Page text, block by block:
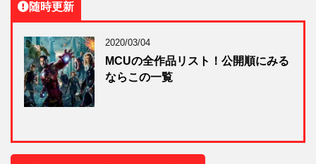
随時更新
2020/03/04
MCUの全作品リスト！公開順にみる
ならこの一覧